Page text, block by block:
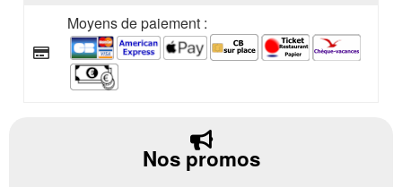
Moyens de paiement :
Nos promos